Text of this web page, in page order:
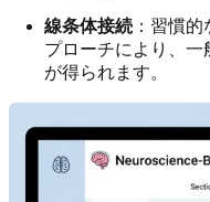
線条体接続 ：習慣
プローチにより、
が得られます。